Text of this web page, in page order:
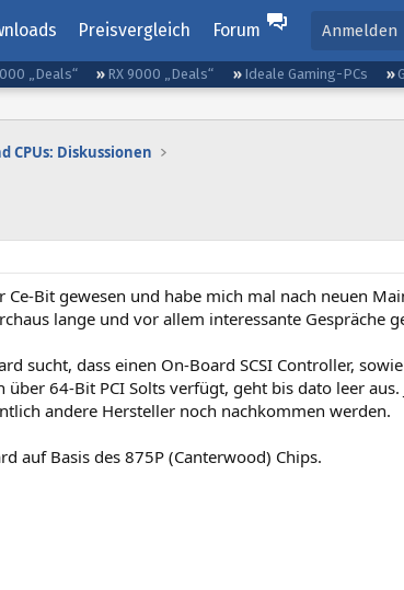
Preisvergleich Forum Anmelden
„Deals“ RX 9000 „Deals“ Ideale Gaming-PCs
CPUs: Diskussionen
Bit gewesen und habe mich mal nach neuen
lange und vor allem interessante Gespräche
sucht, dass einen On-Board SCSI Controller,
64-Bit PCI Solts verfügt, geht bis dato leer
andere Hersteller noch nachkommen werden.
auf Basis des 875P (Canterwood) Chips.